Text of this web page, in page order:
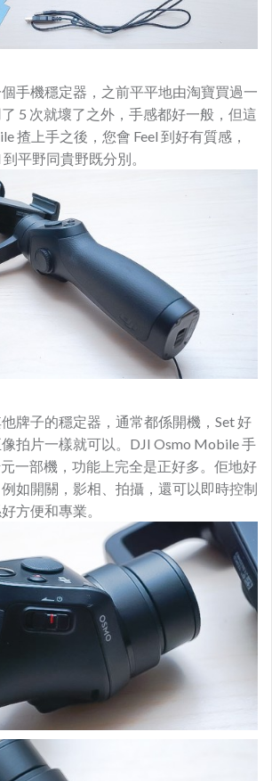
手機穩定器，之前平平地由淘寶買過一
5 次就壞了之外，手感都好一般，但這
揸上手之後，您會 Feel 到好有質感，
平野同貴野既分別。
牌子的穩定器，通常都係開機，Set 好
拍片一樣就可以。DJI Osmo Mobile 手
一部機，功能上完全是正好多。佢地好
如開關，影相、拍攝，還可以即時控制
方便和專業。